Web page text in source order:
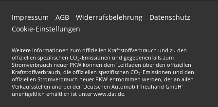
Impressum AGB Widerrufsbelehrung
Datenschutz
Cookie-Einstellungen
Weitere Informationen zum offiziellen Kraftstoffverbrauch und zu den
offiziellen spezifischen CO2-Emissionen und gegebenenfalls zum
Stromverbrauch neuer PKW können dem 'Leitfaden über den offiziellen
Kraftstoffverbrauch, die offiziellen spezifischen CO2-Emissionen und den
offiziellen Stromverbrauch neuer PKW' entnommen werden, der an allen
Verkaufsstellen und bei der 'Deutschen Automobil Treuhand GmbH'
unentgeltlich erhältlich ist unter www.dat.de.